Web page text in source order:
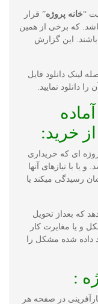
“خانه پروژه” قرار
که برخی از همین
این گزارش
لینک دانلود فایل
دانلود نمایید.
خرید:
ای که خریداری
یا با نیازهای آنها
رسیدگی میکند یا
که بعداز تحویل
و یا مغایرت کار
داده شده مشکل را
:
در صفحه هر